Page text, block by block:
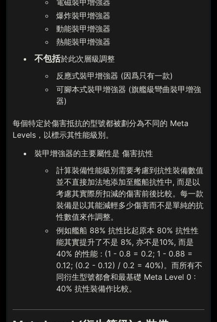
電磁裝甲增強器
爆炸裝甲增強器
動能裝甲增強器
熱能裝甲增強器
不包括於此次層級調整
反應式裝甲增強器 (因爲只有一款)
可腳本式裝甲增強器 (旗艦級彎曲裝甲增強
器)
每個特定於傷害抵抗的型號都被劃分為不同的 Meta
Levels，以標示其性能級別。
裝甲增強器的主要屬性是 傷害抗性
計算裝備性能級別需要考慮到抗性裝備數值
並不直接加法地添加至艦船抗性中, 而是以
考慮其實際所扣減的傷害前後比較。每一款
裝備是以其能減輕多少傷害而不是單純的抗
性數值來作調整。
例如艦船 88% 抗性比起原本 80% 抗性性
能其實提升了不是 8%, 亦不是10%, 而是
40% 的性能 : (1 - 0.8 = 0.2; 1 - 0.88 =
0.12; (0.2 - 0.12) / 0.2 = 40%)。而所有不
同衍生型號都會和最基礎 Meta Level 0 :
40% 抗性裝備作比較。